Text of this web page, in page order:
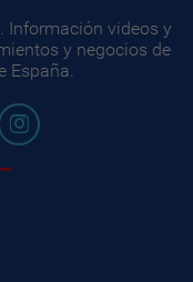
Información videos y
y negocios de
España.